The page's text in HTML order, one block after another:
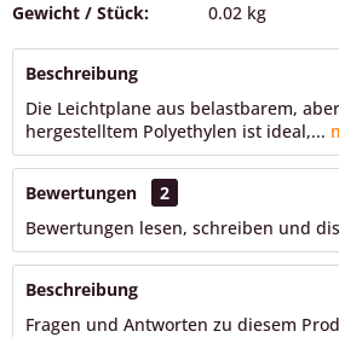
Gewicht / Stück:
0.02 kg
Beschreibung
Die Leichtplane aus belastbarem,
hergestelltem Polyethylen ist ideal,...
Bewertungen
2
Bewertungen lesen, schreiben und
Beschreibung
Fragen und Antworten zu diesem